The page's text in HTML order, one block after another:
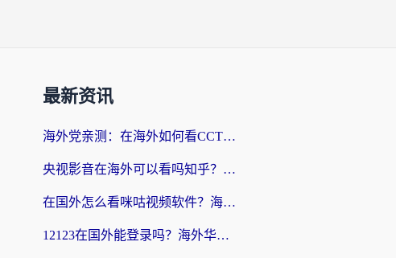
最新资讯
海外党亲测：在海外如何看CCTV？告别“仅限大陆播放”的实用指南
央视影音在海外可以看吗知乎？留学生亲测：3步解决地域限制+追剧自由
在国外怎么看咪咕视频软件？海外党亲测有效的回国加速方案
12123在国外能登录吗？海外华人必看的回国加速实用指南